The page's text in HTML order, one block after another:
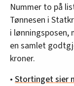
Nummer to på
Tønnesen i
i lønningsposen,
en samlet
kroner.
• Stortinget sier